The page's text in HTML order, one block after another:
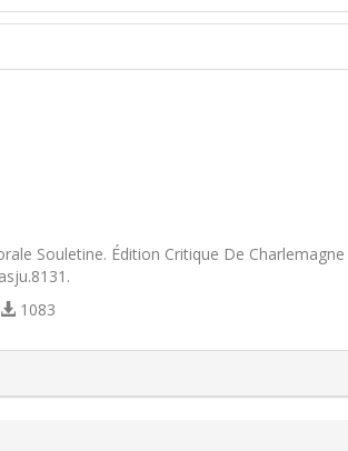
Souletine. Édition Critique De
1083